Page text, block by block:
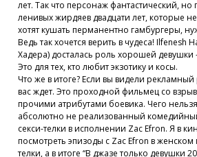
лет. Так что персонаж фантастический,
ленивых жирдяев двадцати лет, которые не
хотят кушать перманентно гамбургеры,
Ведь так хочется верить в чудеса! Ilfenesh
Хадера) досталась роль хорошей девушки
Это для тех, кто любит экзотику и косы.
Что же в итоге? Если вы видели рекламный
вас ждет. Это проходной фильмец со
прочими атрибутами боевика. Чего нельзя
абсолютно не реализованный
секси-телки в исполнении Zac Efron. Я в
посмотреть эпизоды с Zac Efron в
телки, а в итоге “В джазе только девушки